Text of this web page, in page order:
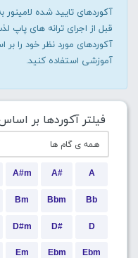
آکوردهای تایید شده
قبل از اجرای ترانه های پاپ
آکوردهای مورد نظر خود را
آموزشی استفاده کنید.
فیلتر آکوردها بر
A
A#
A#m
Bb
Bbm
Bm
D
D#
D#m
Ebm
Ebm
Em